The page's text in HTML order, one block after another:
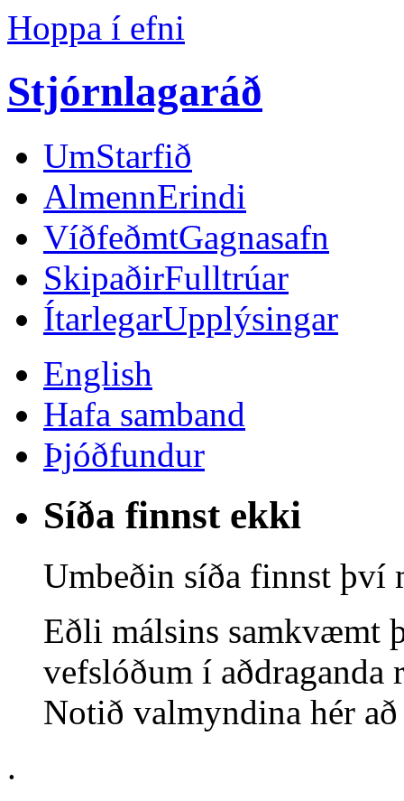
Hoppa í efni
Stjórnlagaráð
UmStarfið
AlmennErindi
VíðfeðmtGagnasafn
SkipaðirFulltrúar
ÍtarlegarUpplýsingar
English
Hafa samband
Þjóðfundur
Síða finnst ekki
Umbeðin síða finnst því
Eðli málsins samkvæmt
vefslóðum í aðdraganda
Notið valmyndina hér
.